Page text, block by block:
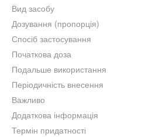
Вид засобу
Дозування (пропорція)
Спосіб застосування
Початкова доза
Подальше використання
Періодичність внесення
Важливо
Додаткова інформація
Термін придатності